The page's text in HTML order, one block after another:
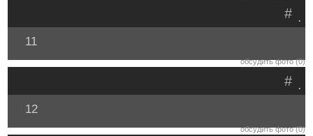
.
#
11
обсудить фото (0)
.
#
12
обсудить фото (0)